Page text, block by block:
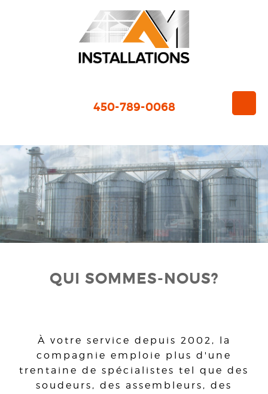
450-789-0068
QUI SOMMES-NOUS?
À votre service depuis 2002, la
compagnie emploie plus d'une
trentaine de spécialistes tel que des
soudeurs, des assembleurs, des